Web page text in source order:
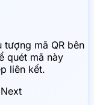
mã QR bên
quét mã này
liên kết.